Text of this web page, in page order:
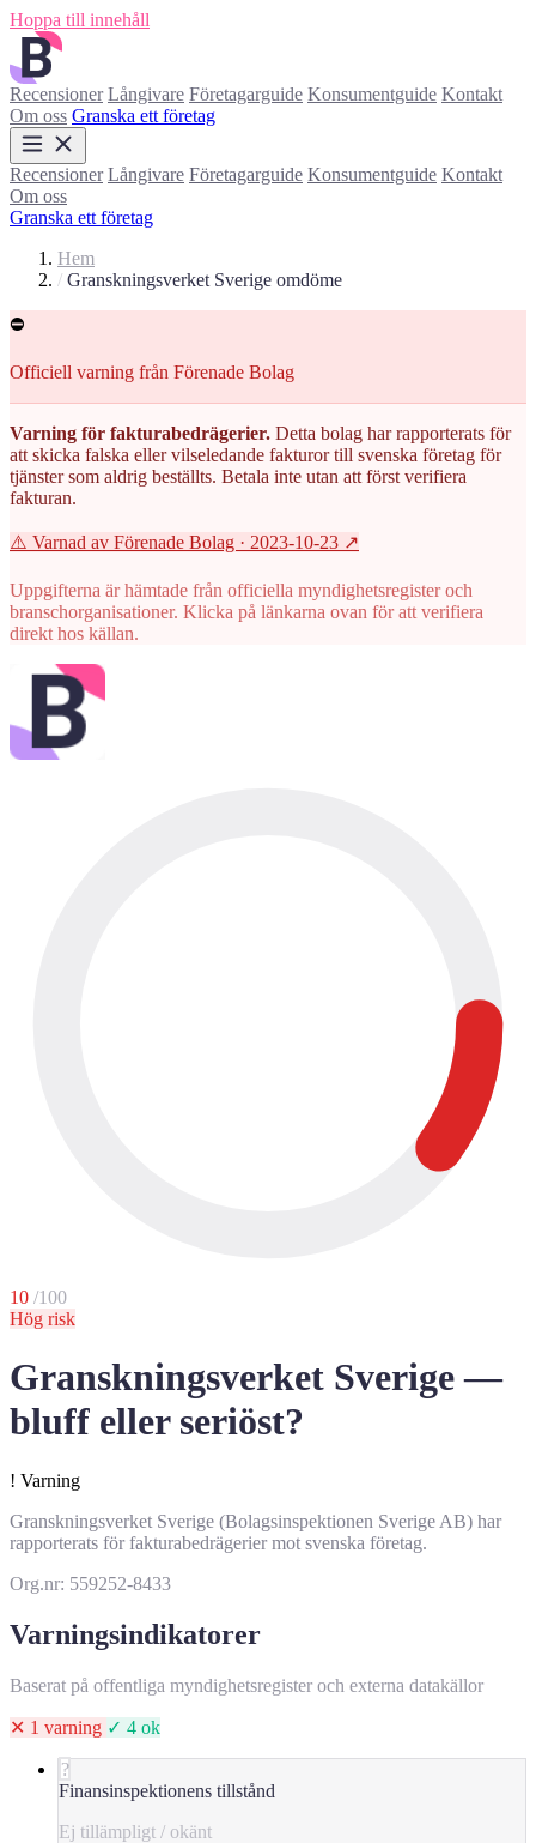
Hoppa till innehåll
Recensioner Långivare Företagarguide Konsumentguide Kontakt
Om oss Granska ett företag
Recensioner Långivare Företagarguide Konsumentguide Kontakt
Om oss
Granska ett företag
Hem
/ Granskningsverket Sverige omdöme
⛔
Officiell varning från Förenade Bolag
Varning för fakturabedrägerier. Detta bolag har rapporterats för
att skicka falska eller vilseledande fakturor till svenska företag för
tjänster som aldrig beställts. Betala inte utan att först verifiera
fakturan.
⚠️ Varnad av Förenade Bolag · 2023-10-23 ↗
Uppgifterna är hämtade från officiella myndighetsregister och
branschorganisationer. Klicka på länkarna ovan för att verifiera
direkt hos källan.
10 /100
Hög risk
Granskningsverket Sverige —
bluff eller seriöst?
! Varning
Granskningsverket Sverige (Bolagsinspektionen Sverige AB) har
rapporterats för fakturabedrägerier mot svenska företag.
Org.nr: 559252-8433
Varningsindikatorer
Baserat på offentliga myndighetsregister och externa datakällor
✕ 1 varning ✓ 4 ok
?
Finansinspektionens tillstånd
Ej tillämpligt / okänt